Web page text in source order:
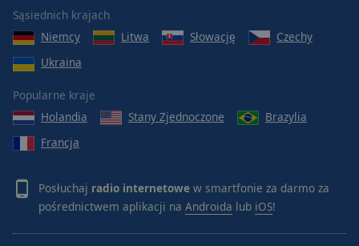
Sąsiednich krajach
Niemcy
Litwa Słowację
Czechy
Ukraina
Popularne kraje
Holandia
Stany Zjednoczone
Brazylia
Francja
Posłuchaj radio internetowe w smartfonie za darmo za
pośrednictwem aplikacji na Androida lub iOS!